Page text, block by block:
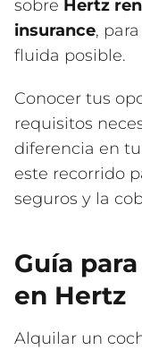
sobre Hertz
insurance,
fluida posible.
Conocer tus
requisitos
diferencia en
este recorrido
seguros y la
Guía
en Hertz
Alquilar un